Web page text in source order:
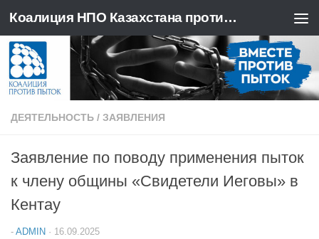
Перейти к содержимому Коалиция НПО Казахстана против пыток
ДЕЯТЕЛЬНОСТЬ / ЗАЯВЛЕНИЯ
Заявление по поводу применения пыток
к члену общины «Свидетели Иеговы» в
Кентау
- ADMIN · 16.09.2025